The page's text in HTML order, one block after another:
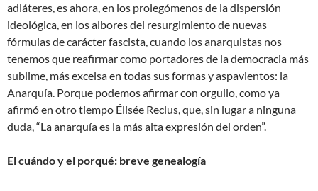
adláteres, es ahora, en los prolegómenos de la dispersión
ideológica, en los albores del resurgimiento de nuevas
fórmulas de carácter fascista, cuando los anarquistas nos
tenemos que reafirmar como portadores de la democracia más
sublime, más excelsa en todas sus formas y aspavientos: la
Anarquía. Porque podemos afirmar con orgullo, como ya
afirmó en otro tiempo Élisée Reclus, que, sin lugar a ninguna
duda, “La anarquía es la más alta expresión del orden”.
El cuándo y el porqué: breve genealogía